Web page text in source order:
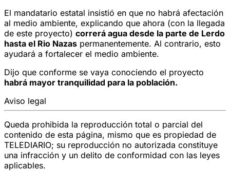
El mandatario estatal insistió en que no habrá afectación
al medio ambiente, explicando que ahora (con la llegada
de este proyecto) correrá agua desde la parte de Lerdo
hasta el Rio Nazas permanentemente. Al contrario, esto
ayudará a fortalecer el medio ambiente.
Dijo que conforme se vaya conociendo el proyecto
habrá mayor tranquilidad para la población.
Aviso legal
Queda prohibida la reproducción total o parcial del
contenido de esta página, mismo que es propiedad de
TELEDIARIO; su reproducción no autorizada constituye
una infracción y un delito de conformidad con las leyes
aplicables.